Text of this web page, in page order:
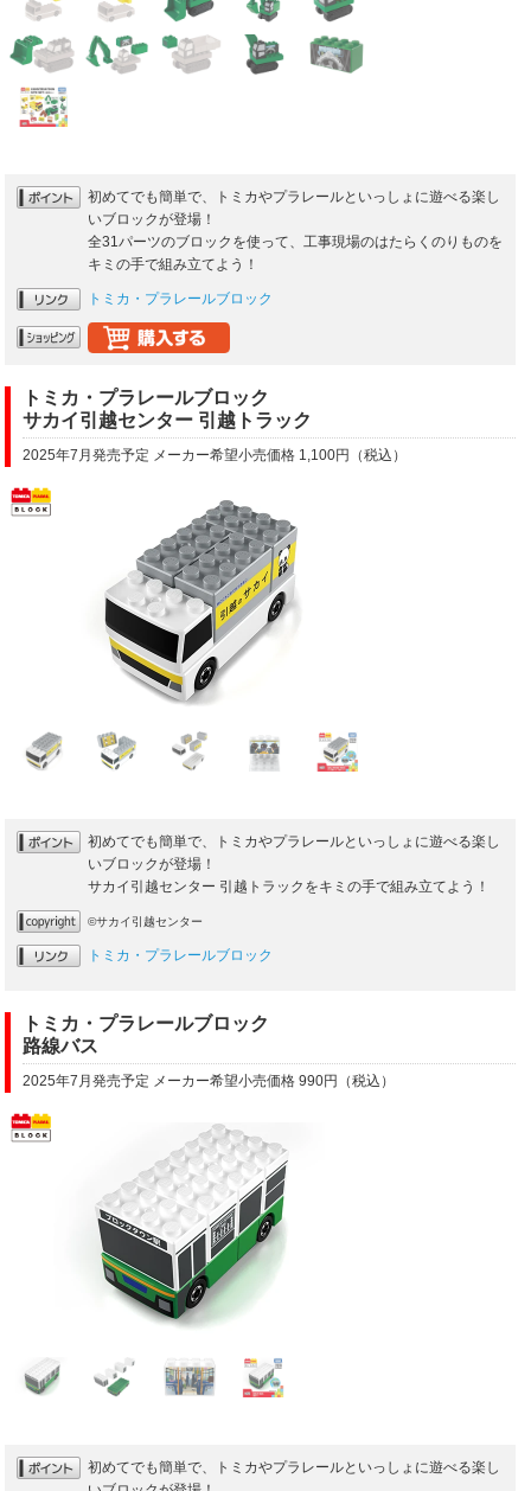
初めてでも簡単で、トミカやプラレールといっしょに遊べる楽し
いブロックが登場！
全31パーツのブロックを使って、工事現場のはたらくのりものを
キミの手で組み立てよう！
トミカ・プラレールブロック
トミカ・プラレールブロック
サカイ引越センター 引越トラック
2025年7月発売予定 メーカー希望小売価格 1,100円（税込）
初めてでも簡単で、トミカやプラレールといっしょに遊べる楽し
いブロックが登場！
サカイ引越センター 引越トラックをキミの手で組み立てよう！
©サカイ引越センター
トミカ・プラレールブロック
トミカ・プラレールブロック
路線バス
2025年7月発売予定 メーカー希望小売価格 990円（税込）
初めてでも簡単で、トミカやプラレールといっしょに遊べる楽し